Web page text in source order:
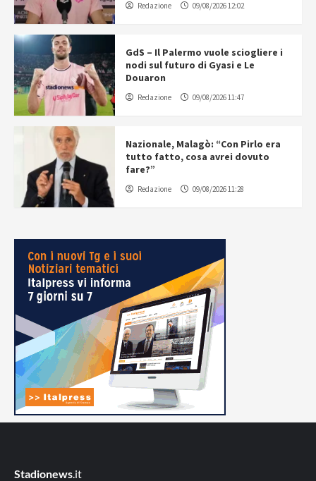
Redazione 09/08/2026 12:02
GdS – Il Palermo vuole sciogliere i
nodi sul futuro di Gyasi e Le
Douaron
Redazione 09/08/2026 11:47
Nazionale, Malagò: “Con Pirlo era
tutto fatto, cosa avrei dovuto
fare?”
Redazione 09/08/2026 11:28
Stadionews.it